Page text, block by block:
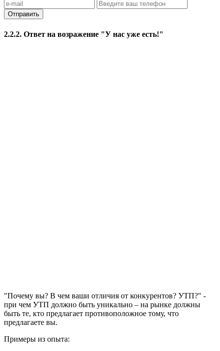
Отправить
2.2.2. Ответ на возражение "У нас уже есть!"
"Почему вы? В чем ваши отличия от конкурентов? УТП?" -
при чем УТП должно быть уникально – на рынке должны
быть те, кто предлагает противоположное тому, что
предлагаете вы.
Примеры из опыта: